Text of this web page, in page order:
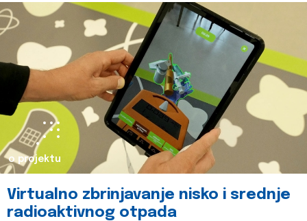
o projektu
Virtualno zbrinjavanje nisko i srednje
radioaktivnog otpada